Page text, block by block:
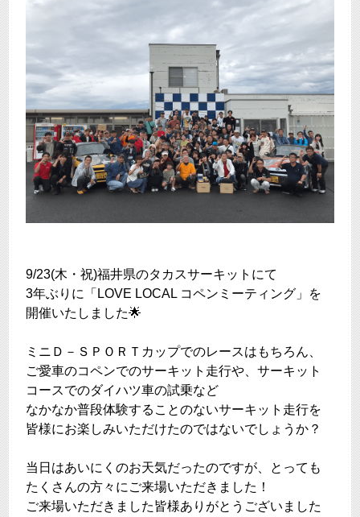
9/23(木・祝)福井県のタカスサーキットにて
3年ぶりに「LOVE LOCAL コペンミーティング」を
開催いたしました🌟
ミニＤ－ＳＰＯＲＴカップでのレースはもちろん、
ご愛車のコペンでのサーキット走行や、サーキット
コースでのダイハツ車の試乗など
なかなか普段体験することのないサーキット走行を
皆様にお楽しみいただけたのではないでしょうか？
当日はあいにくのお天気だったのですが、とっても
たくさんの方々にご来場いただきました！
ご来場いただきました皆様ありがとうございました